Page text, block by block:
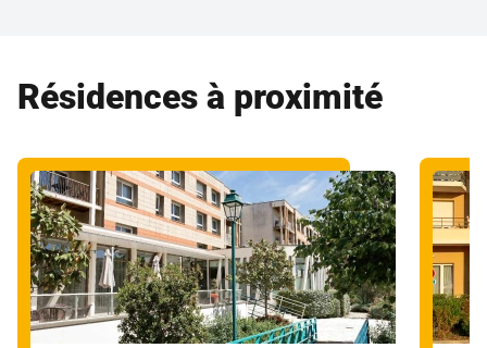
Résidences à proximité